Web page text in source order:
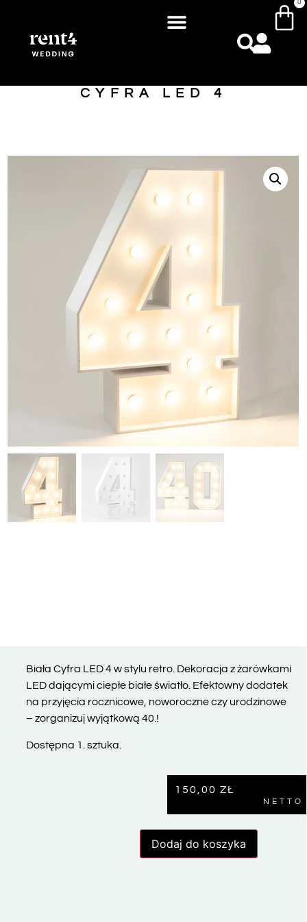
0
CYFRA LED 4
Biała Cyfra LED 4 w stylu retro. Dekoracja z żarówkami
LED dającymi ciepłe białe światło. Efektowny dodatek
na przyjęcia rocznicowe, noworoczne czy urodzinowe
– zorganizuj wyjątkową 40.!
Dostępna 1. sztuka.
150,00 ZŁ
NETTO
Dodaj do koszyka